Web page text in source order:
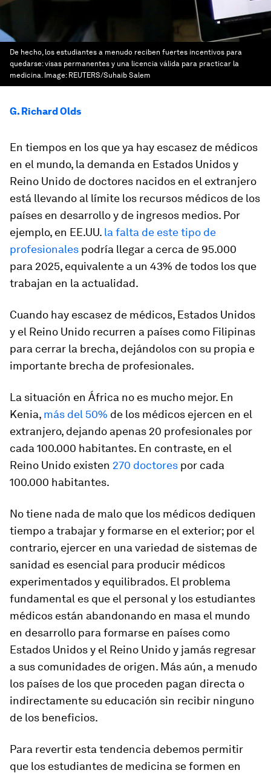
De hecho, los estudiantes a menudo reciben fuertes incentivos para
quedarse: visas permanentes y una licencia válida para practicar la
medicina. Image: REUTERS/Suhaib Salem
G. Richard Olds
En tiempos en los que ya hay escasez de médicos
en el mundo, la demanda en Estados Unidos y
Reino Unido de doctores nacidos en el extranjero
está llevando al límite los recursos médicos de los
países en desarrollo y de ingresos medios. Por
ejemplo, en EE.UU. la falta de este tipo de
profesionales podría llegar a cerca de 95.000
para 2025, equivalente a un 43% de todos los que
trabajan en la actualidad.
Cuando hay escasez de médicos, Estados Unidos
y el Reino Unido recurren a países como Filipinas
para cerrar la brecha, dejándolos con su propia e
importante brecha de profesionales.
La situación en África no es mucho mejor. En
Kenia, más del 50% de los médicos ejercen en el
extranjero, dejando apenas 20 profesionales por
cada 100.000 habitantes. En contraste, en el
Reino Unido existen 270 doctores por cada
100.000 habitantes.
No tiene nada de malo que los médicos dediquen
tiempo a trabajar y formarse en el exterior; por el
contrario, ejercer en una variedad de sistemas de
sanidad es esencial para producir médicos
experimentados y equilibrados. El problema
fundamental es que el personal y los estudiantes
médicos están abandonando en masa el mundo
en desarrollo para formarse en países como
Estados Unidos y el Reino Unido y jamás regresar
a sus comunidades de origen. Más aún, a menudo
los países de los que proceden pagan directa o
indirectamente su educación sin recibir ninguno
de los beneficios.
Para revertir esta tendencia debemos permitir
que los estudiantes de medicina se formen en